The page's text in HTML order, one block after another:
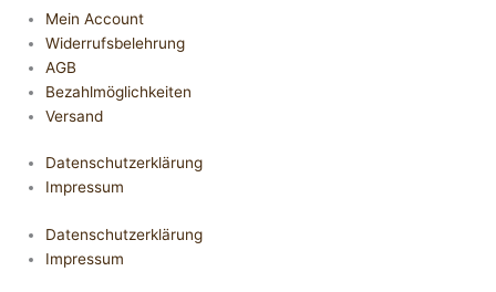
Mein Account
Widerrufsbelehrung
AGB
Bezahlmöglichkeiten
Versand
Datenschutzerklärung
Impressum
Datenschutzerklärung
Impressum